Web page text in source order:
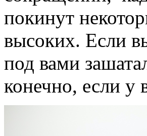
покинут
высоких. Если
под вами
конечно, если у